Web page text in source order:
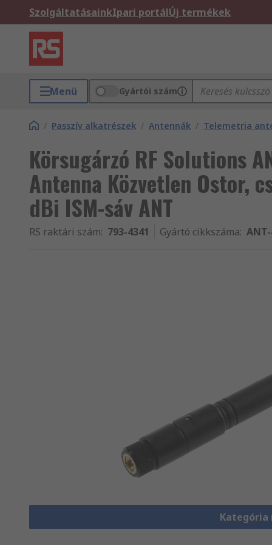
SzolgáltatásainkIpari portálÚj termékek
Menü Gyártói szám
/ Passzív alkatrészek / Antennák / Telemetria
Körsugárzó RF Solutions
Antenna Közvetlen Ostor,
dBi ISM-sáv ANT
RS raktári szám: 793-4341 Gyártó cikkszáma: